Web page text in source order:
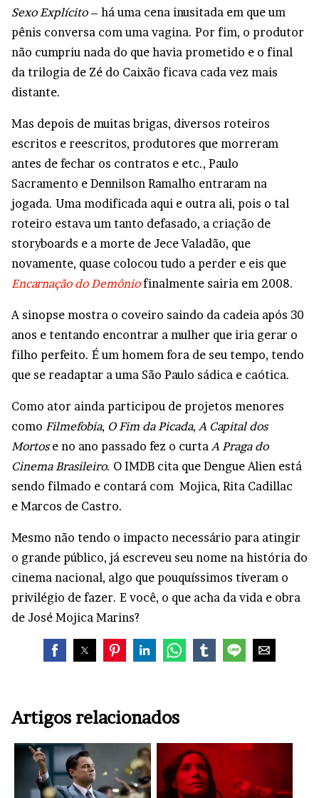
Sexo Explícito– há uma cena inusitada em que um
pênis conversa com uma vagina. Por fim, o produtor
não cumpriu nada do que havia prometido e o final
da trilogia de Zé do Caixão ficava cada vez mais
distante.
Mas depois de muitas brigas, diversos roteiros
escritos e reescritos, produtores que morreram
antes de fechar os contratos e etc., Paulo
Sacramento e Dennilson Ramalho entraram na
jogada. Uma modificada aqui e outra ali, pois o tal
roteiro estava um tanto defasado, a criação de
storyboards e a morte de Jece Valadão, que
novamente, quase colocou tudo a perder e eis que
Encarnação do Demôniofinalmente sairia em 2008.
A sinopse mostra o coveiro saindo da cadeia após 30
anos e tentando encontrar a mulher que iria gerar o
filho perfeito. É um homem fora de seu tempo, tendo
que se readaptar a uma São Paulo sádica e caótica.
Como ator ainda participou de projetos menores
como Filmefobia, O Fim da Picada, A Capital dos
Mortose no ano passado fez o curta A Praga do
Cinema Brasileiro. O IMDB cita que Dengue Alien está
sendo filmado e contará com Mojica, Rita Cadillac
e Marcos de Castro.
Mesmo não tendo o impacto necessário para atingir
o grande público, já escreveu seu nome na história do
cinema nacional, algo que pouquíssimos tiveram o
privilégio de fazer. E você, o que acha da vida e obra
de José Mojica Marins?
Artigos relacionados